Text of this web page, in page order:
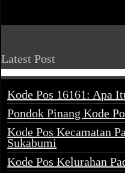
Latest Post
Kode Pos 16161: Apa
Pondok Pinang Kode
Kode Pos Kecamatan
Sukabumi
Kode Pos Kelurahan